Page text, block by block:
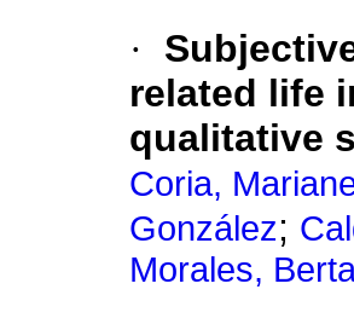
·
related life
qualitative
Coria,
González;
Morales,